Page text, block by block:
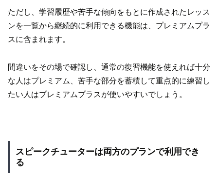
ただし、学習履歴や苦手な傾向をもとに作成されたレッス
ンを一覧から継続的に利用できる機能は、プレミアムプラ
スに含まれます。
間違いをその場で確認し、通常の復習機能を使えれば十分
な人はプレミアム、苦手な部分を蓄積して重点的に練習し
たい人はプレミアムプラスが使いやすいでしょう。
スピークチューターは両方のプランで利用でき
る